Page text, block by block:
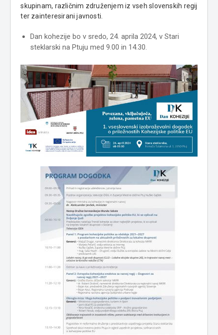
skupinam, različnim združenjem iz vseh slovenskih regij
ter zainteresirani javnosti.
Dan kohezije bo v sredo, 24. aprila 2024, v Stari
steklarski na Ptuju med 9.00 in 14.30.